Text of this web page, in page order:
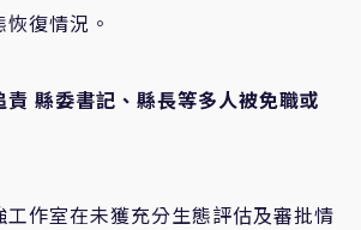
復情況。
縣委書記、縣長等多人被免職或
作室在未獲充分生態評估及審批情